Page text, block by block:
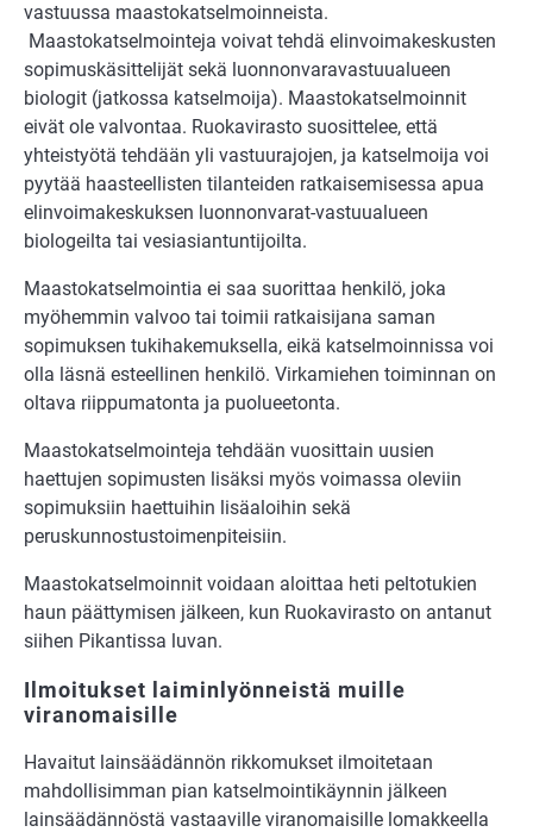
vastuussa maastokatselmoinneista.
Maastokatselmointeja voivat tehdä elinvoimakeskusten
sopimuskäsittelijät sekä luonnonvaravastuualueen
biologit (jatkossa katselmoija). Maastokatselmoinnit
eivät ole valvontaa. Ruokavirasto suosittelee, että
yhteistyötä tehdään yli vastuurajojen, ja katselmoija voi
pyytää haasteellisten tilanteiden ratkaisemisessa apua
elinvoimakeskuksen luonnonvarat-vastuualueen
biologeilta tai vesiasiantuntijoilta.
Maastokatselmointia ei saa suorittaa henkilö, joka
myöhemmin valvoo tai toimii ratkaisijana saman
sopimuksen tukihakemuksella, eikä katselmoinnissa voi
olla läsnä esteellinen henkilö. Virkamiehen toiminnan on
oltava riippumatonta ja puolueetonta.
Maastokatselmointeja tehdään vuosittain uusien
haettujen sopimusten lisäksi myös voimassa oleviin
sopimuksiin haettuihin lisäaloihin sekä
peruskunnostustoimenpiteisiin.
Maastokatselmoinnit voidaan aloittaa heti peltotukien
haun päättymisen jälkeen, kun Ruokavirasto on antanut
siihen Pikantissa luvan.
Ilmoitukset laiminlyönneistä muille
viranomaisille
Havaitut lainsäädännön rikkomukset ilmoitetaan
mahdollisimman pian katselmointikäynnin jälkeen
lainsäädännöstä vastaaville viranomaisille lomakkeella